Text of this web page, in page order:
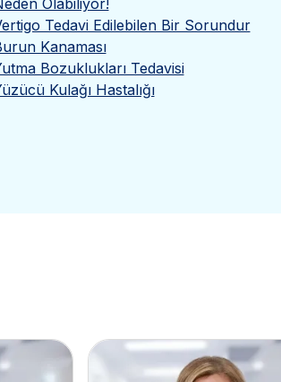
Olabiliyor!
Tedavi Edilebilen Bir Sorundur
Kanaması
Bozuklukları Tedavisi
Kulağı Hastalığı